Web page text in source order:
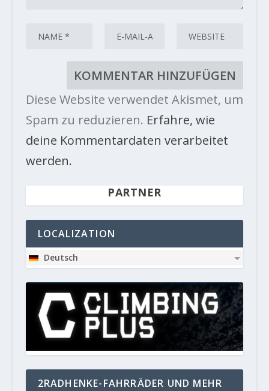
Diese Website verwendet Akismet, um
Spam zu reduzieren. Erfahre, wie
deine Kommentardaten verarbeitet
werden.
PARTNER
LOCALIZATION
Deutsch
2RADHENKE-FAHRRÄDER UND MEHR